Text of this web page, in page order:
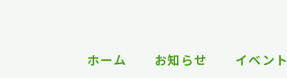
ホーム お知らせ イベント